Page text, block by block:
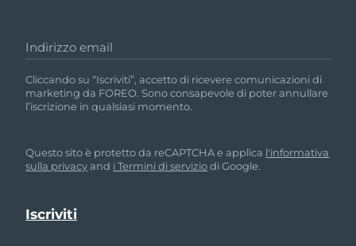
Indirizzo email
Cliccando su “Iscriviti”, accetto di ricevere comunicazioni di
marketing da FOREO. Sono consapevole di poter annullare
l’iscrizione in qualsiasi momento.
Questo sito è protetto da reCAPTCHA e applica l'informativa
sulla privacyand i Termini di serviziodi Google.